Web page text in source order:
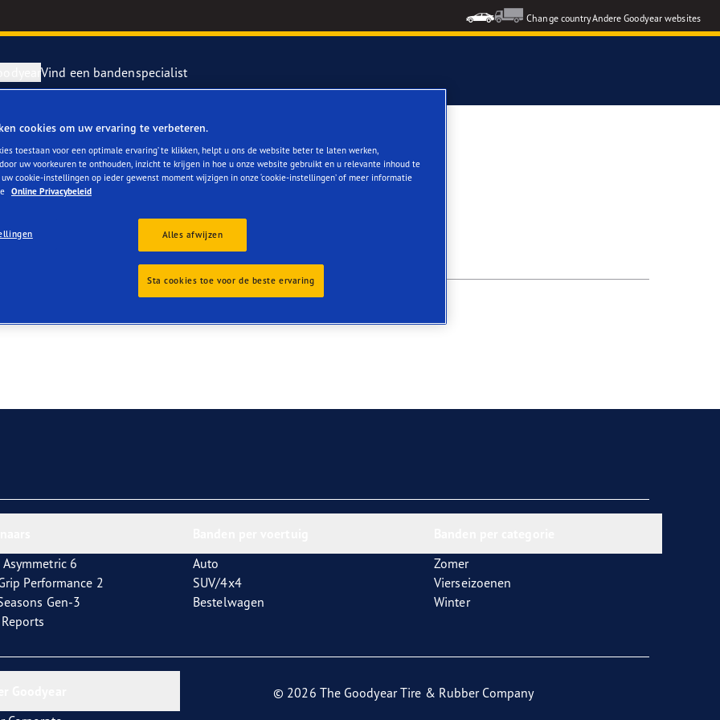
Change countryAndere Goodyear websites
4Seasons GEN-3
F1 SuperSport
F1 Asymmetric 6
Vind een bandenspecialist
Asymmetric 6
Performance 2
Gen-3
Auto
SUV/4x4
Bestelwagen
Zomer
Vierseizoenen
Winter
© 2026 The Goodyear Tire & Rubber Company
cookies om uw ervaring te verbeteren.
toestaan voor een optimale ervaring’ te klikken, helpt u ons de website beter te laten werken,
uw voorkeuren te onthouden, inzicht te krijgen in hoe u onze website gebruikt en u relevante inhoud te
uw cookie-instellingen op ieder gewenst moment wijzigen in onze ‘cookie-instellingen’ of meer informatie
Online Privacybeleid
Alles afwijzen
Sta cookies toe voor de beste ervaring